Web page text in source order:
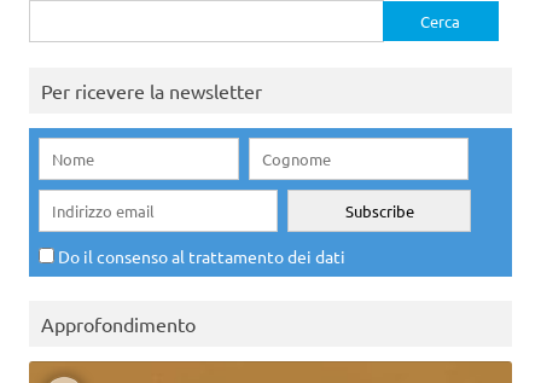
per:
Per ricevere la newsletter
Do il consenso al trattamento dei dati
Approfondimento